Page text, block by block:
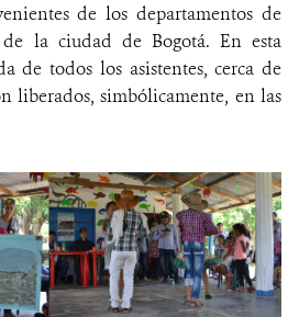
de los departamentos de
la ciudad de Bogotá. En esta
de todos los asistentes, cerca de
liberados, simbólicamente, en las